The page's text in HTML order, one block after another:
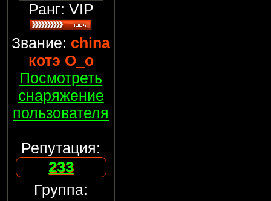
Ранг: VIP
Звание: china
котэ О_о
Посмотреть
снаряжение
пользователя
Репутация:
233
Группа: